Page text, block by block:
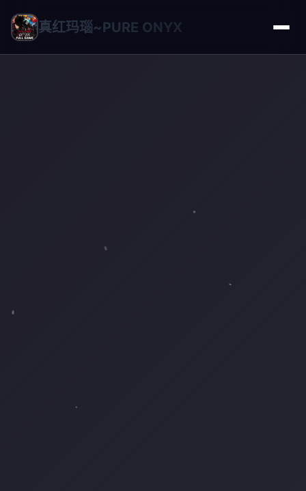
真红玛瑙~PURE ONYX